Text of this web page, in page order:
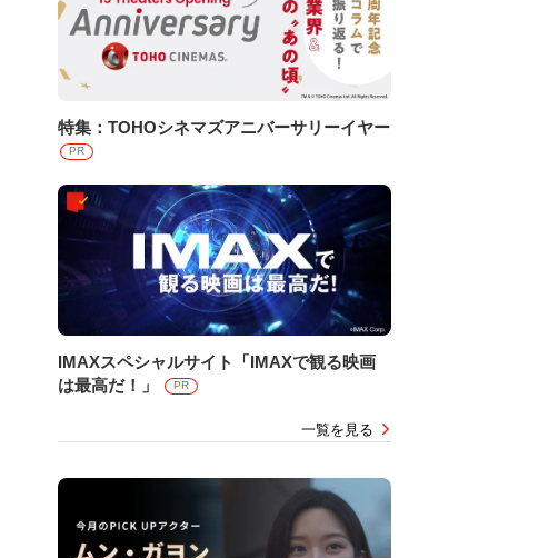
特集：TOHOシネマズアニバーサリーイヤー
PR
IMAXスペシャルサイト「IMAXで観る映画
は最高だ！」
PR
一覧を見る